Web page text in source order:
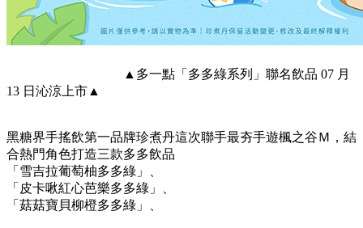
▲多一點「多多綠系列」聯名飲品 07 月
13 日沁涼上市▲
黑糖界手搖飲第一品牌珍煮丹這次聯手最夯手遊楓之谷Ｍ，結
合熱門角色打造三款多多飲品
「雪吉拉葡萄柚多多綠」、
「皮卡啾紅心芭樂多多綠」、
「菇菇寶貝柳橙多多綠」、